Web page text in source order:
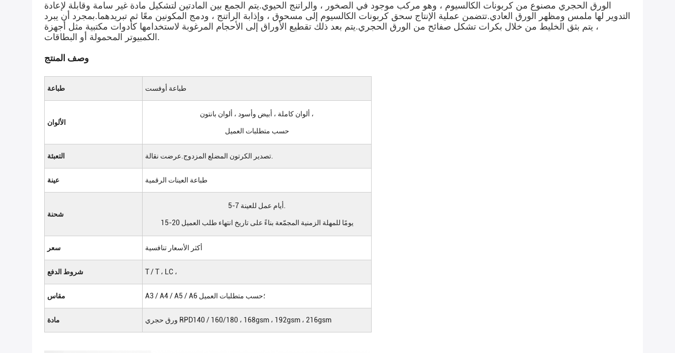
الورق الحجري مصنوع من كربونات الكالسيوم ، وهو مركب موجود في الصخور ، والراتنج الحيوي.يتم الجمع بين المادتين لتشكيل مادة غير سامة وقابلة لإعادة
التدوير لها ملمس ومظهر الورق العادي.تتضمن عملية الإنتاج سحق كربونات الكالسيوم إلى مسحوق ، وإذابة الراتنج ، ودمج المكونين معًا ثم تبريدهما.بمجرد أن يبرد
، يتم بثق الخليط من خلال بكرات تشكل صفائح من الورق الحجري.يتم بعد ذلك تقطيع الأوراق إلى الأحجام المرغوبة لاستخدامها كأدوات مكتبية مثل أجهزة
الكمبيوتر المحمولة أو البطاقات.
وصف المنتج
طباعة طباعة أوفست
الألوان
ألوان كاملة ، أبيض وأسود ، ألوان بانتون ،
حسب متطلبات العميل
التعبئة
عينة طباعة العينات الرقمية
شحنة
15-20 يومًا للمهلة الزمنية المجمّعة بناءً على تاريخ انتهاء طلب العميل
سعر أكثر الأسعار تنافسية
شروط الدفع T / T ، LC ،
مقاس A3 / A4 / A5 / A6 ؛حسب متطلبات العميل
مادة ورق حجري RPD140 / 160/180 ، 168gsm ، 192gsm ، 216gsm